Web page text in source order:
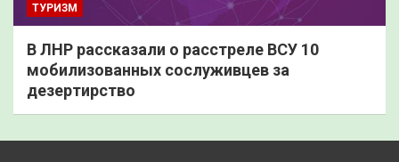
ТУРИЗМ
В ЛНР рассказали о расстреле ВСУ 10
мобилизованных сослуживцев за
дезертирство